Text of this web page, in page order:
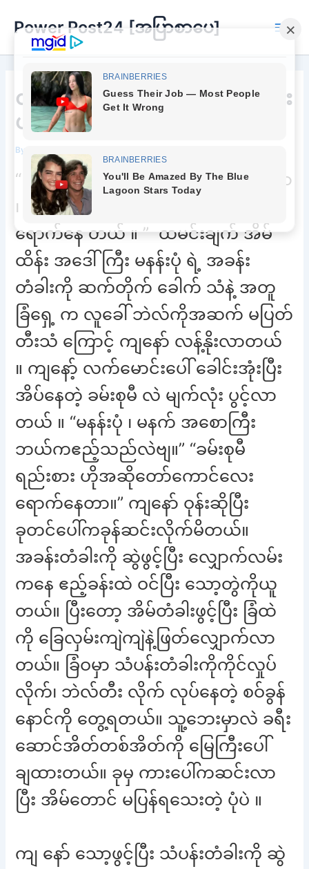
content
Power Post24 [အပြာစာပေ]
Main
တစ်ခါမှ ခုလိုအဆုံးထိမရောက်ဖူး
ပါဘူး ကိုကိုရယ်
By
“ ဒေါက် ဒေါက် ဒေါက် ” “ ဆရာ ၊ ဆရာ
၊ ဆရာ ကိုတာရာ ၊ ခြံရှေ့ မှာ ဧည့်သည်
ရောက်နေ တယ် ။ ” ထမင်းချက် အိမ်
ထိန်း အဒေါ်ကြီး မနန်းပုံ ရဲ့ အခန်း
တံခါးကို ဆက်တိုက် ခေါက် သံနဲ့ အတူ
ခြံရှေ့ က လူခေါ် ဘဲလ်ကိုအဆက် မပြတ်
တီးသံ ကြောင့် ကျနော် လန့်နိုးလာတယ်
။ ကျနော့် လက်မောင်းပေါ် ခေါင်းအုံးပြီး
အိပ်နေတဲ့ ခမ်းစုမီ လဲ မျက်လုံး ပွင့်လာ
တယ် ။ “မနန်းပုံ ၊ မနက် အစောကြီး
ဘယ်ကဧည့်သည်လဲဗျ။” “ခမ်းစုမီ
ရည်းစား ဟိုအဆိုတော်ကောင်လေး
ရောက်နေတာ။” ကျနော် ဝုန်းဆိုပြီး
ခုတင်ပေါ်ကခုန်ဆင်းလိုက်မိတယ်။
အခန်းတံခါးကို ဆွဲဖွင့်ပြီး လျှောက်လမ်း
ကနေ ဧည့်ခန်းထဲ ဝင်ပြီး သော့တွဲကိုယူ
တယ်။ ပြီးတော့ အိမ်တံခါးဖွင့်ပြီး ခြံထဲ
ကို ခြေလှမ်းကျဲကျဲနဲ့ဖြတ်လျှောက်လာ
တယ်။ ခြံဝမှာ သံပန်းတံခါးကိုကိုင်လှုပ်
လိုက်၊ ဘဲလ်တီး လိုက် လုပ်နေတဲ့ စဝ်ခွန်
နောင်ကို တွေ့ရတယ်။ သူ့ဘေးမှာလဲ ခရီး
ဆောင်အိတ်တစ်အိတ်ကို မြေကြီးပေါ်
ချထားတယ်။ ခုမှ ကားပေါ်ကဆင်းလာ
ပြီး အိမ်တောင် မပြန်ရသေးတဲ့ ပုံပဲ ။
ကျ နော် သော့ဖွင့်ပြီး သံပန်းတံခါးကို ဆွဲ